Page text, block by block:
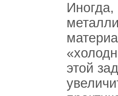
Иногда,
этой